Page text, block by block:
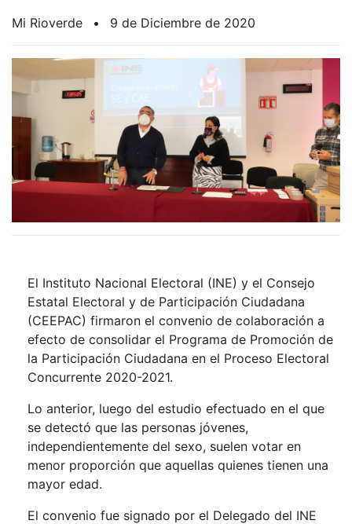
Mi Rioverde • 9 de Diciembre de 2020
El Instituto Nacional Electoral (INE) y el Consejo
Estatal Electoral y de Participación Ciudadana
(CEEPAC) firmaron el convenio de colaboración a
efecto de consolidar el Programa de Promoción de
la Participación Ciudadana en el Proceso Electoral
Concurrente 2020-2021.
Lo anterior, luego del estudio efectuado en el que
se detectó que las personas jóvenes,
independientemente del sexo, suelen votar en
menor proporción que aquellas quienes tienen una
mayor edad.
El convenio fue signado por el Delegado del INE